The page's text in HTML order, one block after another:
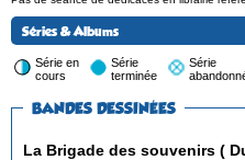
Séries & Albums
Série en
cours
Série
terminée
Série
BANDES DESSINÉES
La